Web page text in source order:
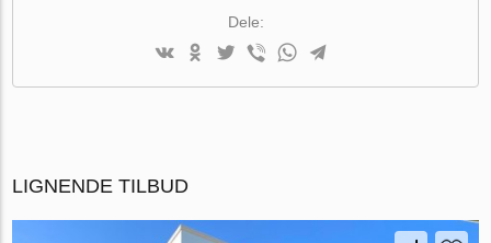
Dele:
LIGNENDE TILBUD